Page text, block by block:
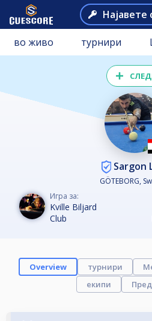
Најавете
во живо турнири
Sargon
GÖTEBORG,
Игра за:
Kville Biljard
Club
Overview турнири
екипи